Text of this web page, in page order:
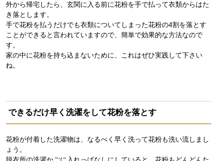
外から帰宅したら、玄関に入る前に花粉を手で払って衣類からはた
き落とします。
手で花粉を払うだけでも衣類についてしまった花粉の4割を落とす
ことができると言われていますので、簡単で効果的な方法なので
す。
家の中に花粉を持ち込まないために、これはぜひ実践して下さい
ね。
できるだけ早く洗濯をして花粉を落とす
花粉が付着した洗濯物は、なるべく早く洗って花粉も洗い流しまし
ょう。